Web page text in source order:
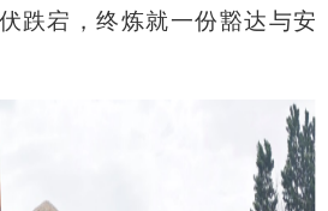
跌宕，终炼就一份豁达与安